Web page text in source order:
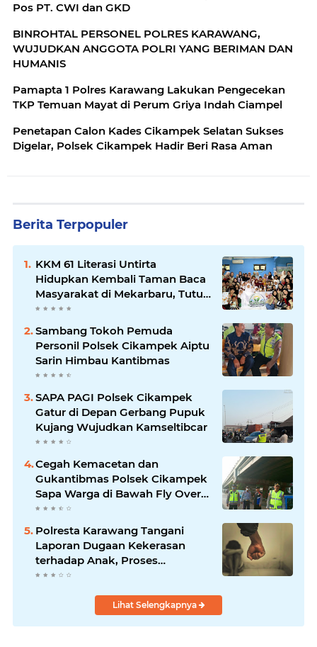
Pos PT. CWI dan GKD
BINROHTAL PERSONEL POLRES KARAWANG,
WUJUDKAN ANGGOTA POLRI YANG BERIMAN DAN
HUMANIS
Pamapta 1 Polres Karawang Lakukan Pengecekan
TKP Temuan Mayat di Perum Griya Indah Ciampel
Penetapan Calon Kades Cikampek Selatan Sukses
Digelar, Polsek Cikampek Hadir Beri Rasa Aman
Berita Terpopuler
KKM 61 Literasi Untirta
Hidupkan Kembali Taman Baca
Masyarakat di Mekarbaru, Tutup
Program dengan Festival
Literasi
Sambang Tokoh Pemuda
Personil Polsek Cikampek Aiptu
Sarin Himbau Kantibmas
SAPA PAGI Polsek Cikampek
Gatur di Depan Gerbang Pupuk
Kujang Wujudkan Kamseltibcar
Cegah Kemacetan dan
Gukantibmas Polsek Cikampek
Sapa Warga di Bawah Fly Over
Cikampek
Polresta Karawang Tangani
Laporan Dugaan Kekerasan
terhadap Anak, Proses
Penyelidikan Dilakukan Satres
Lihat Selengkapnya